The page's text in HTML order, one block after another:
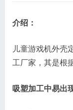
介绍：
儿童游戏机外壳
工厂家，其是根
吸塑加工中易出